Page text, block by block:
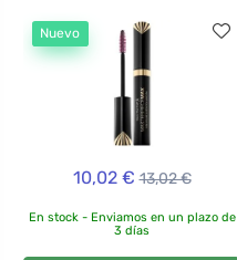
Nuevo
10,02 € 13,02 €
En stock - Enviamos en un plazo de
3 días